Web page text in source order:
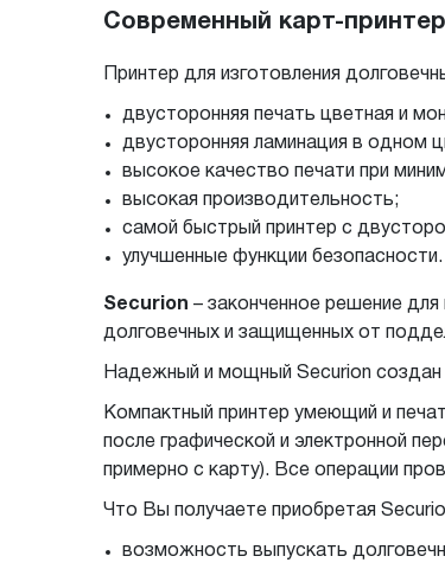
Современный карт-
Принтер для изготовления
двусторонняя печать цветная и
двусторонняя ламинация в одном
высокое качество печати при
высокая производительность;
самой быстрый принтер с
улучшенные функции безопасности.
Securion – законченное решение
долговечных и защищенных от
Надежный и мощный Securion создан
Компактный принтер умеющий и
после графической и электронной
примерно с карту). Все операции
Что Вы получаете приобретая
возможность выпускать